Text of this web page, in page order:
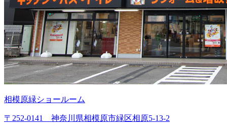
相模原緑ショールーム
〒252-0141 神奈川県相模原市緑区相原5-13-2